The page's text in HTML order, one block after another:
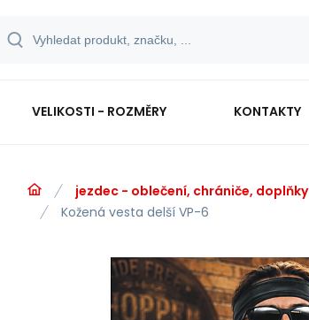
VELIKOSTI - ROZMĚRY KONTAKTY
jezdec - oblečení, chrániče, doplňky
Kožená vesta delší VP-6